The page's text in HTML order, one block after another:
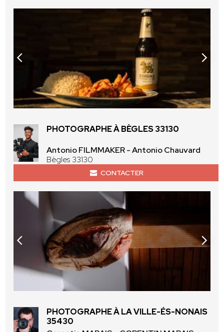
PHOTOGRAPHE À BÈGLES 33130
Antonio FILMMAKER - Antonio Chauvard
Bègles 33130
CONTACTER
PHOTOGRAPHE À LA VILLE-ÉS-NONAIS
35430